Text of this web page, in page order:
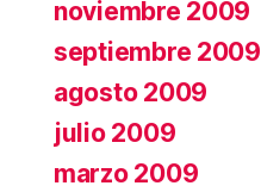
noviembre 2009
septiembre 2009
agosto 2009
julio 2009
marzo 2009